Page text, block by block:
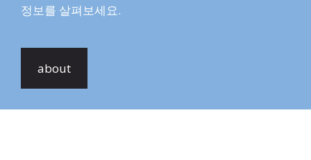
정보를 살펴보세요.
about